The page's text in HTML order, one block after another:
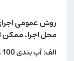
روش عمومی
محل اجرا،
الف: آب بندی 100 % سطوح سیمانی